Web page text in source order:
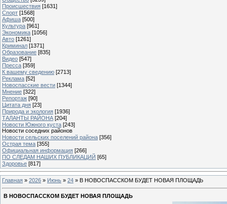
Происшествия [1631]
Спорт [1568]
Афиша [500]
Культура [961]
Экономика [1056]
Авто [1261]
Криминал [1371]
Образование [835]
Видео [547]
Пресса [359]
К вашему сведению [2713]
Реклама [52]
Новоспасские вести [1344]
Мнение [322]
Репортаж [90]
Цитата дня [23]
Природа и экология [1936]
ТАЛАНТЫ РАЙОНА [204]
Новости Южного куста [243]
Новости соседних районов
Новости сельских поселений района [356]
Острая тема [355]
Официальная информация [266]
ПО СЛЕДАМ НАШИХ ПУБЛИКАЦИЙ [65]
Здоровье [817]
Главная » 2026 » Июнь » 24 » В НОВОСПАССКОМ БУДЕТ НОВАЯ ПЛОЩАДЬ
В НОВОСПАССКОМ БУДЕТ НОВАЯ ПЛОЩАДЬ